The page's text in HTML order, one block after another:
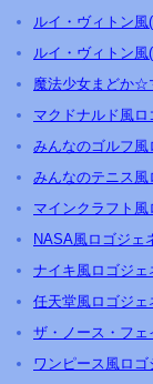
ルイ・ヴィトン
ルイ・ヴィトン
魔法少女まどか☆
マクドナルド風
みんなのゴルフ
みんなのテニス
マインクラフト
NASA風ロゴジェ
ナイキ風ロゴジェ
任天堂風ロゴジェ
ザ・ノース・フ
ワンピース風ロ